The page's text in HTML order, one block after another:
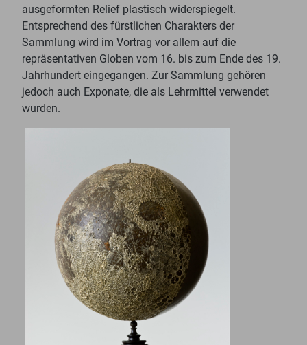
ausgeformten Relief plastisch widerspiegelt.
Entsprechend des fürstlichen Charakters der
Sammlung wird im Vortrag vor allem auf die
repräsentativen Globen vom 16. bis zum Ende des 19.
Jahrhundert eingegangen. Zur Sammlung gehören
jedoch auch Exponate, die als Lehrmittel verwendet
wurden.